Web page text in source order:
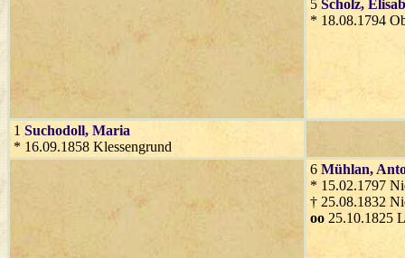
5 Scholz,
* 18.08.1794
1 Suchodoll, Maria
* 16.09.1858 Klessengrund
6 Mühlan,
* 15.02.1797
† 25.08.1832
oo 25.10.1825